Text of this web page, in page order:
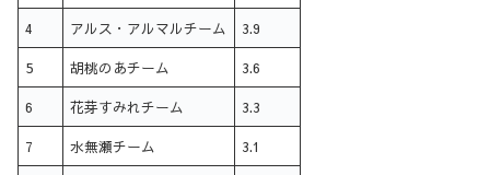
4 アルス・アルマルチーム 3.9
5 胡桃のあチーム 3.6
6 花芽すみれチーム 3.3
7 水無瀬チーム 3.1